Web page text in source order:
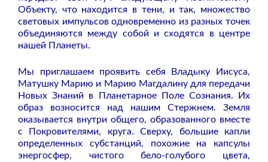
Объекту, что находится в тени, и так, множество
световых импульсов одновременно из разных точек
объединяются между собой и сходятся в центре
нашей Планеты.
Мы приглашаем проявить себя Владыку Иисуса,
Матушку Марию и Марию Магдалину для передачи
Новых Знаний в Планетарное Поле Сознания. Их
образ возносится над нашим Стержнем. Земля
оказывается внутри общего, образованного вместе
с Покровителями, круга. Сверху, большие капли
определенных субстанций, похожие на капсулы
энергосфер, чистого бело-голубого цвета,